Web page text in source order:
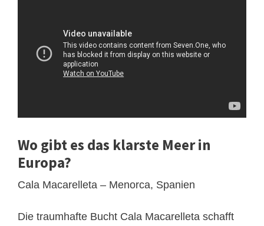
Wo gibt es das klarste Meer in
Europa?
Cala Macarelleta – Menorca, Spanien
Die traumhafte Bucht Cala Macarelleta schafft